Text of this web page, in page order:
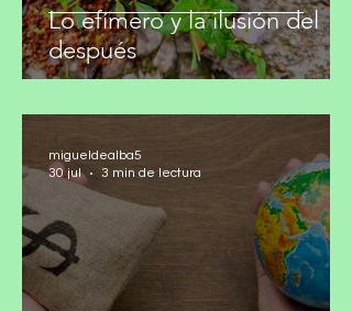
Lo efímero y la ilusión del
después
migueldealba5
30 jul
3 min de lectura